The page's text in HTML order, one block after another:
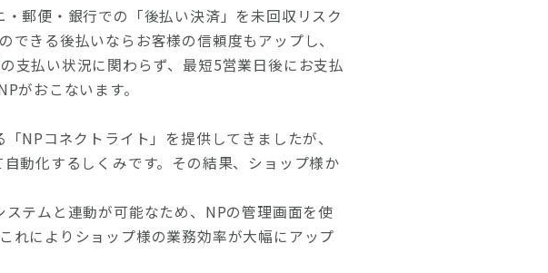
郵便・銀行での「後払い決済」を未回収リスク
きる後払いならお客様の信頼度もアップし、
支払い状況に関わらず、最短5営業日後にお支払
がおこないます。
NPコネクトライト」を提供してきましたが、
動化するしくみです。その結果、ショップ様か
テムと連動が可能なため、NPの管理画面を使
れによりショップ様の業務効率が大幅にアップ